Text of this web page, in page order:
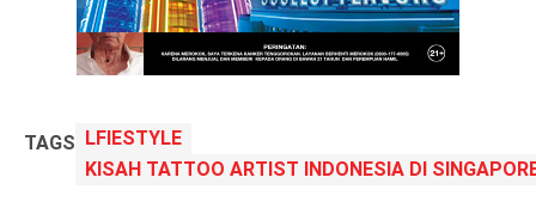
TAGS LFIESTYLE
KISAH TATTOO ARTIST INDONESIA DI